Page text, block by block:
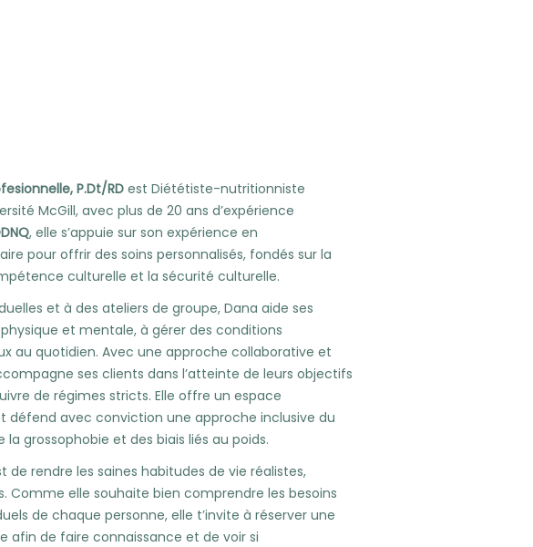
P.Dt/RDest Diététiste-nutritionniste
McGill, avec plus de 20 ans d’expérience
, elle s’appuie sur son expérience en
pour offrir des soins personnalisés, fondés sur la
culturelle et la sécurité culturelle.
et à des ateliers de groupe, Dana aide ses
et mentale, à gérer des conditions
au quotidien. Avec une approche collaborative et
ses clients dans l’atteinte de leurs objectifs
de régimes stricts. Elle offre un espace
défend avec conviction une approche inclusive du
grossophobie et des biais liés au poids.
de rendre les saines habitudes de vie réalistes,
Comme elle souhaite bien comprendre les besoins
de chaque personne, elle t’invite à réserver une
afin de faire connaissance et de voir si